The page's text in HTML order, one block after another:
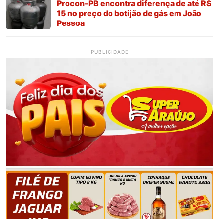
Procon-PB encontra diferença de até R$
15 no preço do botijão de gás em João
Pessoa
PUBLICIDADE